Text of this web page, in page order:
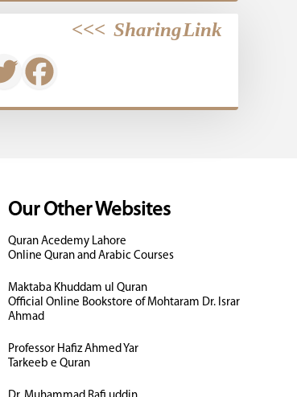
Sharing Link
>>>
Our Other Websites
Quran Acedemy Lahore
Online Quran and Arabic Courses
Maktaba Khuddam ul Quran
Official Online Bookstore of Mohtaram Dr. Israr
Ahmad
Professor Hafiz Ahmed Yar
Tarkeeb e Quran